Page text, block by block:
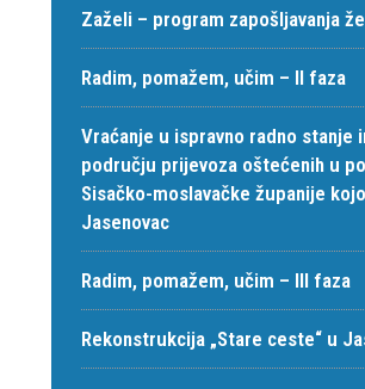
Zaželi – program zapošljavanja
Radim, pomažem, učim – II faza
Vraćanje u ispravno radno
području prijevoza oštećenih u
Sisačko-moslavačke županije
Jasenovac
Radim, pomažem, učim – III faza
Rekonstrukcija „Stare ceste“ u